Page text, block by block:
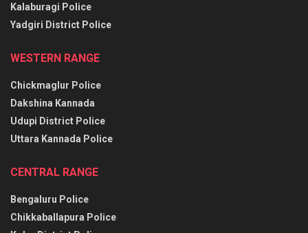
Kalaburagi Police
Yadgiri District Police
WESTERN RANGE
Chickmaglur Police
Dakshina Kannada
Udupi District Police
Uttara Kannada Police
CENTRAL RANGE
Bengaluru Police
Chikkaballapura Police